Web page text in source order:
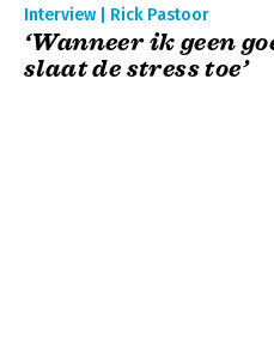
Interview | Rick Pastoor
‘Wanneer ik geen
slaat de stress toe’